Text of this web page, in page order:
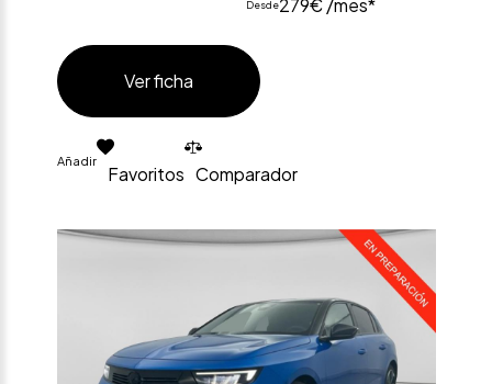
Desde
Ver ficha
Añadir
Favoritos Comparador